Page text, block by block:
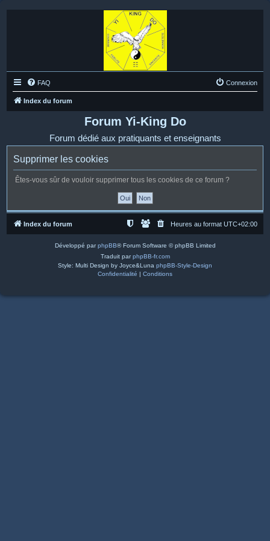
FAQ Connexion
Index du forum
Forum Yi-King Do
Forum dédié aux pratiquants et enseignants
Supprimer les cookies
Êtes-vous sûr de vouloir supprimer tous les cookies de ce forum ?
Index du forum Heures au format UTC+02:00
Développé parphpBB® Forum Software © phpBB Limited
Traduit parphpBB-fr.com
Style: Multi Design by Joyce&Luna phpBB-Style-Design
Confidentialité | Conditions